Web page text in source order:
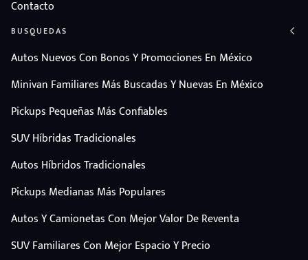
Contacto
BUSQUEDAS
Autos Nuevos Con Bonos Y Promociones En México
Minivan Familiares Más Buscadas Y Nuevas En México
Pickups Pequeñas Más Confiables
SUV Híbridas Tradicionales
Autos Híbridos Tradicionales
Pickups Medianas Más Populares
Autos Y Camionetas Con Mejor Valor De Reventa
SUV Familiares Con Mejor Espacio Y Precio